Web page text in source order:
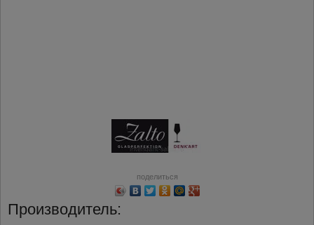
поделиться
Производитель: